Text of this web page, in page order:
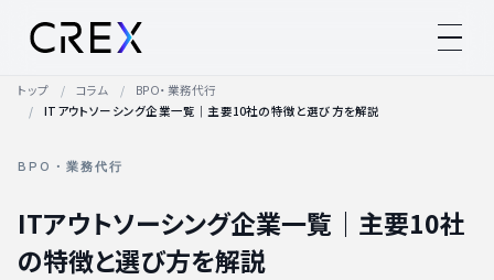
トップ コラム
BPO・業務代行
ITアウトソーシング企業一覧｜主要10社の特徴と選び方を解説
BPO・業務代行
ITアウトソーシング企業一覧｜主要10社
の特徴と選び方を解説